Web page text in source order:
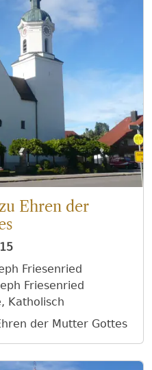
Ehren der
Friesenried
Friesenried
Katholisch
der Mutter Gottes